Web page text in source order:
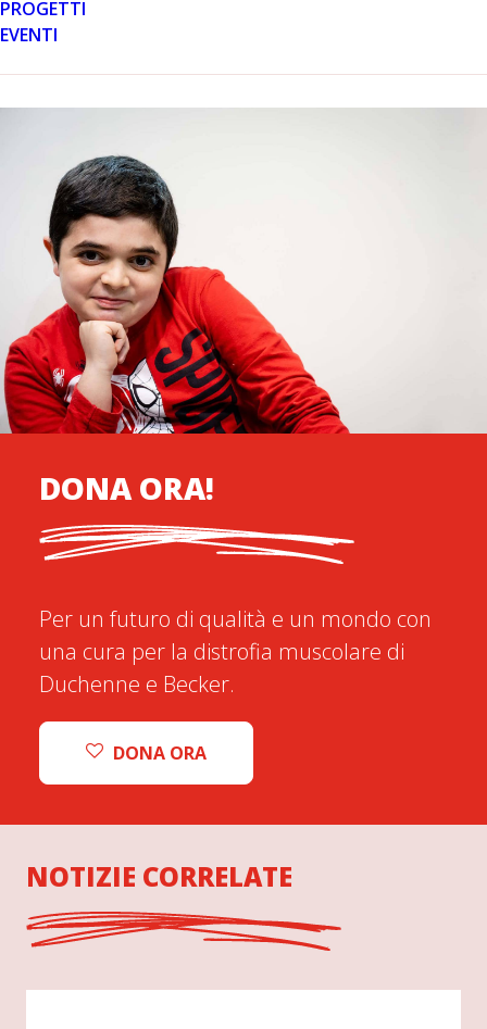
PROGETTI
EVENTI
DONA ORA!
Per un futuro di qualità e un mondo con
una cura per la distrofia muscolare di
Duchenne e Becker.
DONA ORA
NOTIZIE CORRELATE